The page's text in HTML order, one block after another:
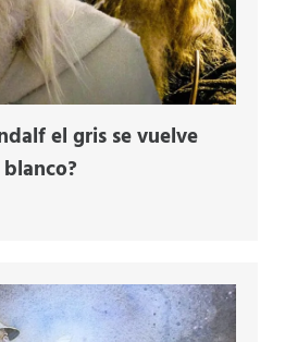
el gris se vuelve
blanco?